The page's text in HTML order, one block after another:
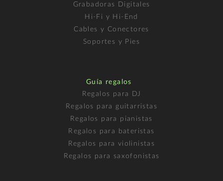
Grabadoras Digitales
Hi-Fi y Hi-End
Cables y Conectores
Soportes y Pies
Guía regalos
Regalos para DJ
Regalos para guitarristas
Regalos para pianistas
Regalos para bateristas
Regalos para violinistas
Regalos para saxofonistas